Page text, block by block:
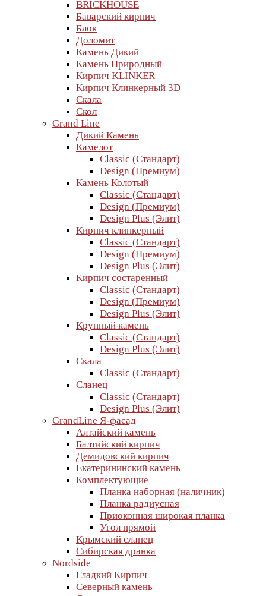
BRICKHOUSE
Баварский кирпич
Блок
Доломит
Камень Дикий
Камень Природный
Кирпич KLINKER
Кирпич Клинкерный 3D
Скала
Скол
Grand Line
Дикий Камень
Камелот
Classic (Стандарт)
Design (Премиум)
Камень Колотый
Classic (Стандарт)
Design (Премиум)
Design Plus (Элит)
Кирпич клинкерный
Classic (Стандарт)
Design (Премиум)
Design Plus (Элит)
Кирпич состаренный
Classic (Стандарт)
Design (Премиум)
Design Plus (Элит)
Крупный камень
Classic (Стандарт)
Design Plus (Элит)
Скала
Classic (Стандарт)
Сланец
Classic (Стандарт)
Design Plus (Элит)
GrandLine Я-фасад
Алтайский камень
Балтийский кирпич
Демидовский кирпич
Екатерининский камень
Комплектующие
Планка наборная (наличник)
Планка радиусная
Приоконная широкая планка
Угол прямой
Крымский сланец
Сибирская дранка
Nordside
Гладкий Кирпич
Северный камень